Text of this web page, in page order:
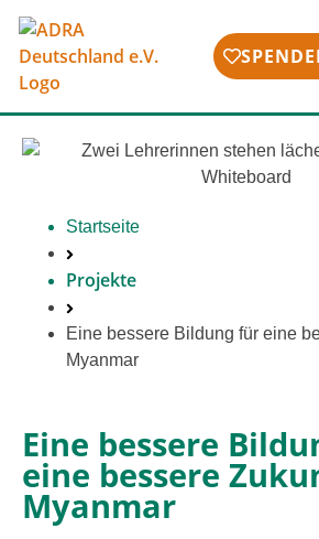
Startseite
Projekte
Eine bes­se­re Bildung für eine
Myanmar
Eine bessere
eine bessere
Myanmar